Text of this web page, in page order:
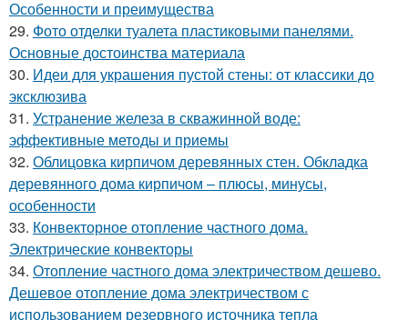
Особенности и преимущества
29. Фото отделки туалета пластиковыми панелями.
Основные достоинства материала
30. Идеи для украшения пустой стены: от классики до
эксклюзива
31. Устранение железа в скважинной воде:
эффективные методы и приемы
32. Облицовка кирпичом деревянных стен. Обкладка
деревянного дома кирпичом – плюсы, минусы,
особенности
33. Конвекторное отопление частного дома.
Электрические конвекторы
34. Отопление частного дома электричеством дешево.
Дешевое отопление дома электричеством с
использованием резервного источника тепла